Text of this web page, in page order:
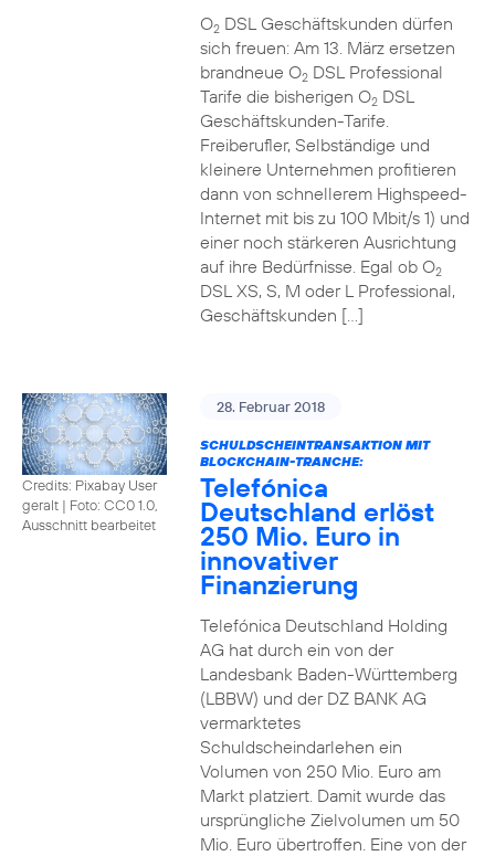
O2DSL Geschäftskunden dürfen
sich freuen: Am 13. März ersetzen
brandneue O2DSL Professional
Tarife die bisherigen O2DSL
Geschäftskunden-Tarife.
Freiberufler, Selbständige und
kleinere Unternehmen profitieren
dann von schnellerem Highspeed-
Internet mit bis zu 100 Mbit/s 1) und
einer noch stärkeren Ausrichtung
auf ihre Bedürfnisse. Egal ob O2
DSL XS, S, M oder L Professional,
Geschäftskunden […]
Credits: Pixabay User
geralt | Foto: CC0 1.0,
Ausschnitt bearbeitet
28. Februar 2018
SCHULDSCHEINTRANSAKTION MIT
BLOCKCHAIN-TRANCHE:
Telefónica
Deutschland erlöst
250 Mio. Euro in
innovativer
Finanzierung
Telefónica Deutschland Holding
AG hat durch ein von der
Landesbank Baden-Württemberg
(LBBW) und der DZ BANK AG
vermarktetes
Schuldscheindarlehen ein
Volumen von 250 Mio. Euro am
Markt platziert. Damit wurde das
ursprüngliche Zielvolumen um 50
Mio. Euro übertroffen. Eine von der